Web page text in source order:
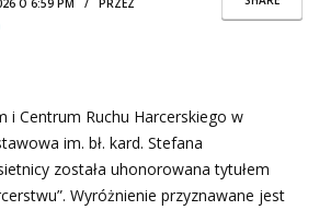
O 6:59 PM / PRZEZ
i Centrum Ruchu Harcerskiego w
im. bł. kard. Stefana
została uhonorowana tytułem
Wyróżnienie przyznawane jest